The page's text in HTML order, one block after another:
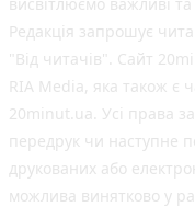
висвітлюємо важливі та
Редакція запрошує
"Від читачів". Сайт
RIA Media, яка також є
20minut.ua. Усі права
передрук чи наступне
друкованих або
можлива винятково у